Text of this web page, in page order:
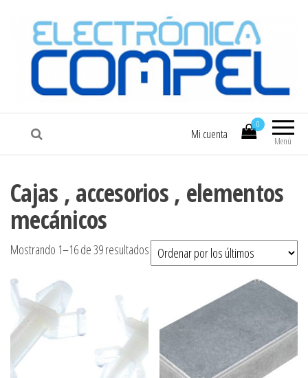
COMPEL Electrónica COMPEL
Menú
0
Mi cuenta
Cajas , accesorios , elementos
mecánicos
Mostrando 1–16 de 39 resultados Ordenado por los últimos